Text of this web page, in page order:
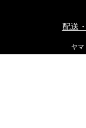
配送
ヤマ